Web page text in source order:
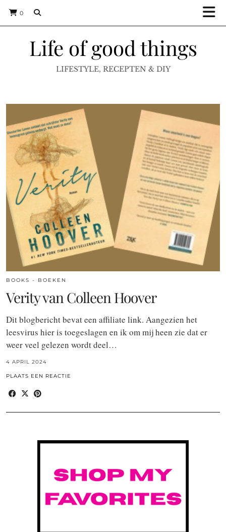
0
Life of good things
LIFESTYLE, RECEPTEN & DIY
BOOKS - BOEKEN
Verity van Colleen Hoover
Dit blogbericht bevat een affiliate link. Aangezien het
leesvirus hier is toegeslagen en ik om mij heen zie dat er
weer veel gelezen wordt deel…
4 APRIL 2024
PLAATS EEN REACTIE